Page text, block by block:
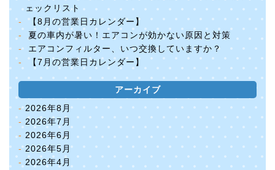
ェックリスト
【8月の営業日カレンダー】
夏の車内が暑い！エアコンが効かない原因と対策
エアコンフィルター、いつ交換していますか？
【7月の営業日カレンダー】
アーカイブ
2026年8月
2026年7月
2026年6月
2026年5月
2026年4月